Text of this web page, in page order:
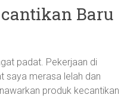
Baru
padat. Pekerjaan di
saya merasa lelah dan
produk kecantikan